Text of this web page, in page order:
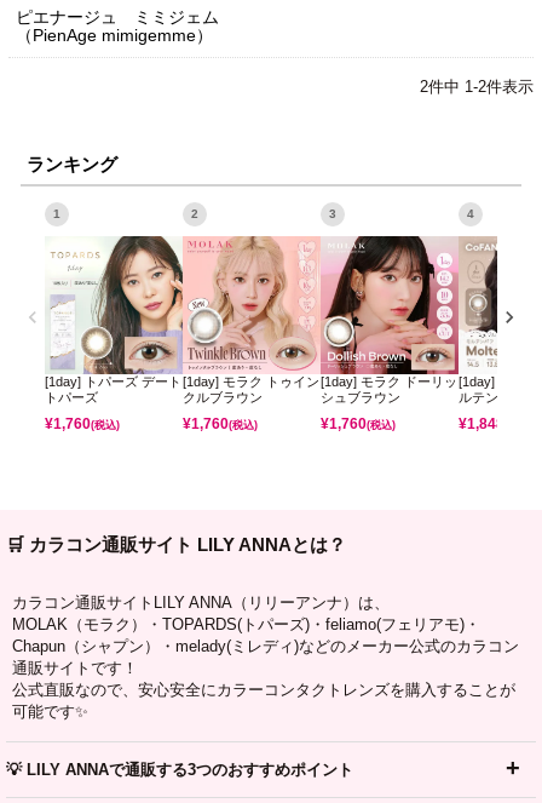
ピエナージュ ミミジェム
（PienAge mimigemme）
2件中 1 -2件表示
ランキング
1
[1day] トパーズ デート
トパーズ
¥1,760(税込)
2
[1day] モラク トゥイン
クルブラウン
¥1,760(税込)
3
[1day] モラク ドーリッ
シュブラウン
¥1,760(税込)
4
[1day] コファ
ルテンパフ
¥1,848
🛒 カラコン通販サイト LILY ANNAとは？
カラコン通販サイトLILY ANNA（リリーアンナ）は、
MOLAK（モラク）・TOPARDS(トパーズ)・feliamo(フェリアモ)・
Chapun（シャプン）・melady(ミレディ)などのメーカー公式のカラコン
通販サイトです！
公式直販なので、安心安全にカラーコンタクトレンズを購入することが
可能です✨
💡 LILY ANNAで通販する3つのおすすめポイント